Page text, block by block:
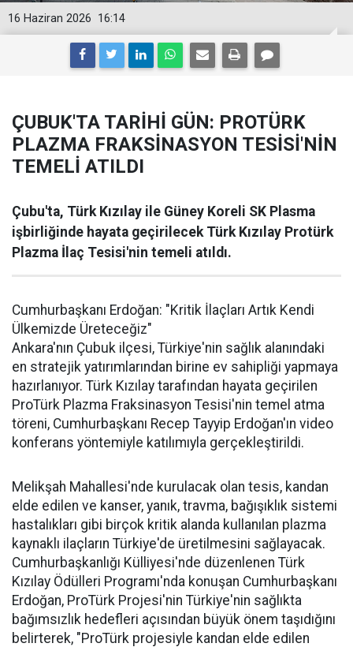
16:14
16 Haziran 2026
ÇUBUK'TA TARİHİ GÜN: PROTÜRK
PLAZMA FRAKSİNASYON TESİSİ'NİN
TEMELİ ATILDI
Çubu'ta, Türk Kızılay ile Güney Koreli SK Plasma
işbirliğinde hayata geçirilecek Türk Kızılay Protürk
Plazma İlaç Tesisi'nin temeli atıldı.
Cumhurbaşkanı Erdoğan: "Kritik İlaçları Artık Kendi
Ülkemizde Üreteceğiz"
Ankara'nın Çubuk ilçesi, Türkiye'nin sağlık alanındaki
en stratejik yatırımlarından birine ev sahipliği yapmaya
hazırlanıyor. Türk Kızılay tarafından hayata geçirilen
ProTürk Plazma Fraksinasyon Tesisi'nin temel atma
töreni, Cumhurbaşkanı Recep Tayyip Erdoğan'ın video
konferans yöntemiyle katılımıyla gerçekleştirildi.
Melikşah Mahallesi'nde kurulacak olan tesis, kandan
elde edilen ve kanser, yanık, travma, bağışıklık sistemi
hastalıkları gibi birçok kritik alanda kullanılan plazma
kaynaklı ilaçların Türkiye'de üretilmesini sağlayacak.
Cumhurbaşkanlığı Külliyesi'nde düzenlenen Türk
Kızılay Ödülleri Programı'nda konuşan Cumhurbaşkanı
Erdoğan, ProTürk Projesi'nin Türkiye'nin sağlıkta
bağımsızlık hedefleri açısından büyük önem taşıdığını
belirterek, "ProTürk projesiyle kandan elde edilen